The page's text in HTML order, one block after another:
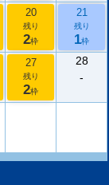
20
残り
2枠
21
残り
1枠
27
残り
2枠
28
-